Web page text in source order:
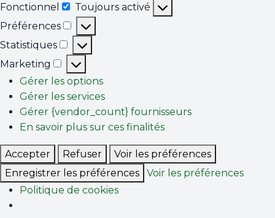
Fonctionnel
Fonctionnel
Toujours activé
Préférences
Préférences
Statistiques
Statistiques
Marketing
Marketing
Gérer les options
Gérer les services
Gérer {vendor_count} fournisseurs
En savoir plus sur ces finalités
Accepter Refuser
Voir les préférences
Enregistrer les préférences
Voir les préférences
Politique de cookies